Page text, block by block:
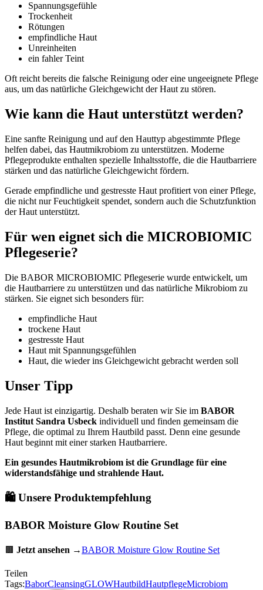
Spannungsgefühle
Trockenheit
Rötungen
empfindliche Haut
Unreinheiten
ein fahler Teint
Oft reicht bereits die falsche Reinigung oder eine ungeeignete Pflege
aus, um das natürliche Gleichgewicht der Haut zu stören.
Wie kann die Haut unterstützt werden?
Eine sanfte Reinigung und auf den Hauttyp abgestimmte Pflege
helfen dabei, das Hautmikrobiom zu unterstützen. Moderne
Pflegeprodukte enthalten spezielle Inhaltsstoffe, die die Hautbarriere
stärken und das natürliche Gleichgewicht fördern.
Gerade empfindliche und gestresste Haut profitiert von einer Pflege,
die nicht nur Feuchtigkeit spendet, sondern auch die Schutzfunktion
der Haut unterstützt.
Für wen eignet sich die MICROBIOMIC
Pflegeserie?
Die BABOR MICROBIOMIC Pflegeserie wurde entwickelt, um
die Hautbarriere zu unterstützen und das natürliche Mikrobiom zu
stärken. Sie eignet sich besonders für:
empfindliche Haut
trockene Haut
gestresste Haut
Haut mit Spannungsgefühlen
Haut, die wieder ins Gleichgewicht gebracht werden soll
Unser Tipp
Jede Haut ist einzigartig. Deshalb beraten wir Sie im BABOR
Institut Sandra Usbeck individuell und finden gemeinsam die
Pflege, die optimal zu Ihrem Hautbild passt. Denn eine gesunde
Haut beginnt mit einer starken Hautbarriere.
Ein gesundes Hautmikrobiom ist die Grundlage für eine
widerstandsfähige und strahlende Haut.
🛍️ Unsere Produktempfehlung
BABOR Moisture Glow Routine Set
🟫 Jetzt ansehen →BABOR Moisture Glow Routine Set
Teilen
Tags:BaborCleansingGLOWHautbildHautpflegeMicrobiom